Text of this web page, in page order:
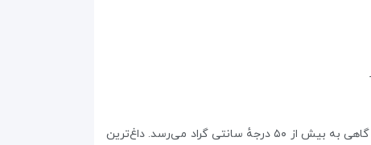
ایران از لحاظ آب و هوایی یکی از منحصر به فردترین کشورهاست. اختلاف دمای هوا در زمستان میان گرمترین و سردترین نقطه گاهی به بیش از ۵۰ درجهٔ سانتی گراد می‌رسد. داغ‌ترین